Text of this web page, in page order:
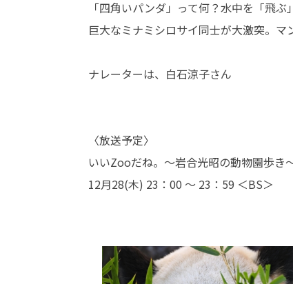
「四角いパンダ」って何？水中を「飛
巨大なミナミシロサイ同士が大激突。
ナレーターは、白石涼子さん
〈放送予定〉
いいZooだね。〜岩合光昭の動物園歩き
12月28(木) 23：00 ～ 23：59 ＜BS＞